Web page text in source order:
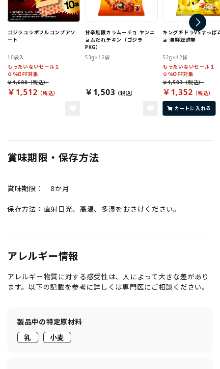
ゴジラコラボフルコンプアソ
ート
10袋入
もったいないセール１
０％OFF対象
￥1,512
￥1,680
甘辛無限カラムーチョ ヤンニ
ョムだれチキン（ゴジラ
PKG）
53g×12袋
￥1,503
キングギドラVSすっぱ
ョ 海鮮総進撃
52g×12袋
もったいないセール１
０％OFF対象
￥1,352
￥1,503
カートに入れる
賞味期限・保存方法
賞味期限： 8か月
保存方法：直射日光、高温、多湿をおさけください。
アレルギー情報
アレルギー物質に対する感受性は、人によって大きな差があり
ます。以下の記載を参考に詳しくは専門医にご相談ください。
製品中の特定原材料
乳
小麦